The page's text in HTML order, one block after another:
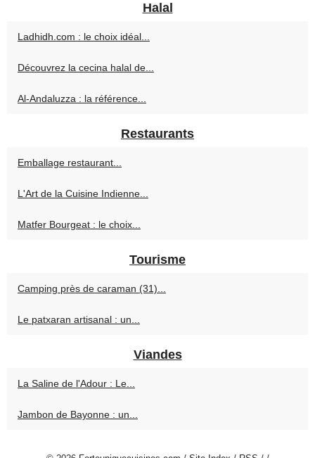
Halal
Ladhidh.com : le choix idéal...
Découvrez la cecina halal de...
Al-Andaluzza : la référence...
Restaurants
Emballage restaurant...
L'Art de la Cuisine Indienne...
Matfer Bourgeat : le choix...
Tourisme
Camping près de caraman (31)...
Le patxaran artisanal : un...
Viandes
La Saline de l'Adour : Le...
Jambon de Bayonne : un...